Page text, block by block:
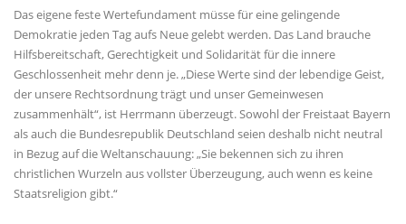
Das eigene feste Wertefundament müsse für eine gelingende
Demokratie jeden Tag aufs Neue gelebt werden. Das Land brauche
Hilfsbereitschaft, Gerechtigkeit und Solidarität für die innere
Geschlossenheit mehr denn je. „Diese Werte sind der lebendige Geist,
der unsere Rechtsordnung trägt und unser Gemeinwesen
zusammenhält“, ist Herrmann überzeugt. Sowohl der Freistaat Bayern
als auch die Bundesrepublik Deutschland seien deshalb nicht neutral
in Bezug auf die Weltanschauung: „Sie bekennen sich zu ihren
christlichen Wurzeln aus vollster Überzeugung, auch wenn es keine
Staatsreligion gibt.“